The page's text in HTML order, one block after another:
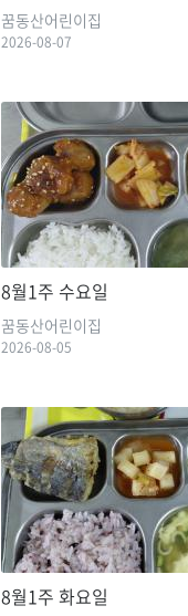
꿈동산어린이집
2026-08-07
8월1주 수요일
꿈동산어린이집
2026-08-05
8월1주 화요일